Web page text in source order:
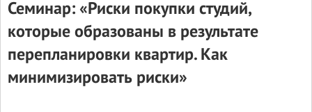
Семинар: «Риски покупки студий,
которые образованы в результате
перепланировки квартир. Как
минимизировать риски»